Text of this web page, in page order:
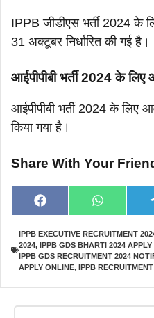
IPPB जीडीएस भर्ती 2024 के
31 अक्टूबर निर्धारित की गई है।
आईपीपीबी भर्ती 2024 के
आईपीपीबी भर्ती 2024 के लिए
किया गया है।
Share With Your
Share
on
F
a
e
b
o
o
Share
on
W
h
t
s
A
p
IPPB EXECUTIVE RECRUITMENT
2024, IPPB GDS BHARTI 2024
IPPB GDS RECRUITMENT 2024
APPLY ONLINE, IPPB